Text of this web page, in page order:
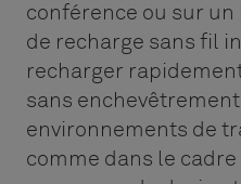
conférence ou sur
de recharge sans fil
recharger
sans
environnements de
comme dans le